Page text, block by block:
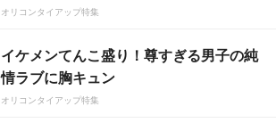
オリコンタイアップ特集
イケメンてんこ盛り！尊すぎる男子の純
情ラブに胸キュン
オリコンタイアップ特集